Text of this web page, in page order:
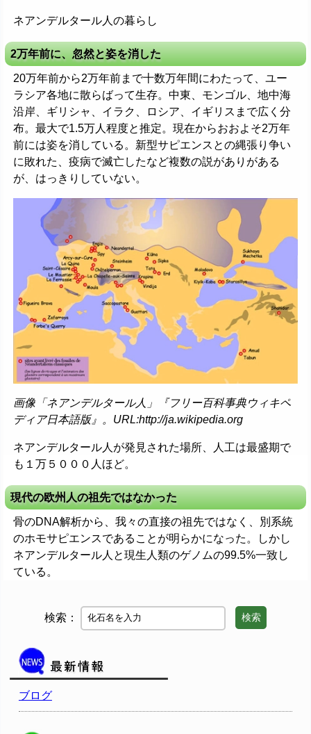
ネアンデルタール人の暮らし
2万年前に、忽然と姿を消した
20万年前から2万年前まで十数万年間にわたって、ユー
ラシア各地に散らばって生存。中東、モンゴル、地中海
沿岸、ギリシャ、イラク、ロシア、イギリスまで広く分
布。最大で1.5万人程度と推定。現在からおおよそ2万年
前には姿を消している。新型サピエンスとの縄張り争い
に敗れた、疫病で滅亡したなど複数の説がありがある
が、はっきりしていない。
画像「ネアンデルタール人」『フリー百科事典ウィキペ
ディア日本語版』。URL:http://ja.wikipedia.org
ネアンデルタール人が発見された場所、人工は最盛期で
も１万５０００人ほど。
現代の欧州人の祖先ではなかった
骨のDNA解析から、我々の直接の祖先ではなく、別系統
のホモサピエンスであることが明らかになった。しかし
ネアンデルタール人と現生人類のゲノムの99.5%一致し
ている。
検索： 検索
ブログ